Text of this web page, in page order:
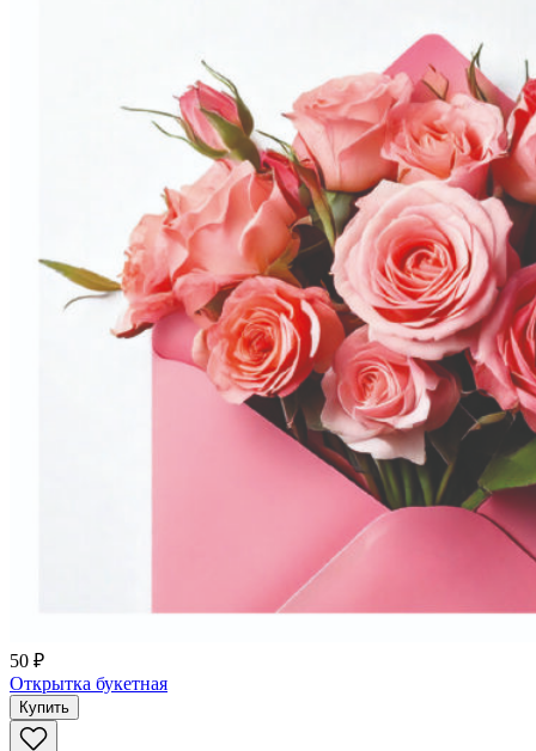
50 ₽
Открытка букетная
Купить